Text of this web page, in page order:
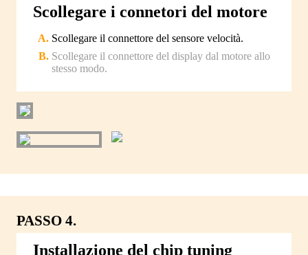
Scollegare i connetori del motore
Scollegare il connettore del sensore velocità.
Scollegare il connettore del display dal motore allo
stesso modo.
PASSO 4.
Installazione del chip tuning